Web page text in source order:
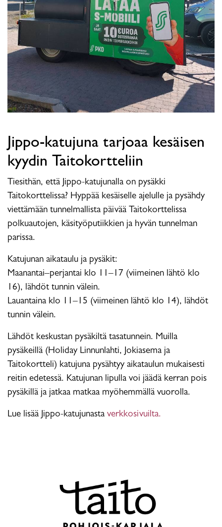
Jippo-katujuna tarjoaa kesäisen
kyydin Taitokortteliin
Tiesithän, että Jippo-katujunalla on pysäkki
Taitokorttelissa? Hyppää kesäiselle ajelulle ja pysähdy
viettämään tunnelmallista päivää Taitokorttelissa
polkuautojen, käsityöputiikkien ja hyvän tunnelman
parissa.
Katujunan aikataulu ja pysäkit:
Maanantai–perjantai klo 11–17 (viimeinen lähtö klo
16), lähdöt tunnin välein.
Lauantaina klo 11–15 (viimeinen lähtö klo 14), lähdöt
tunnin välein.
Lähdöt keskustan pysäkiltä tasatunnein. Muilla
pysäkeillä (Holiday Linnunlahti, Jokiasema ja
Taitokortteli) katujuna pysähtyy aikataulun mukaisesti
reitin edetessä. Katujunan lipulla voi jäädä kerran pois
pysäkillä ja jatkaa matkaa myöhemmällä vuorolla.
Lue lisää Jippo-katujunasta verkkosivuilta.